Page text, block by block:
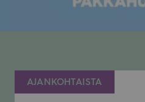
AJANKOHTAISTA